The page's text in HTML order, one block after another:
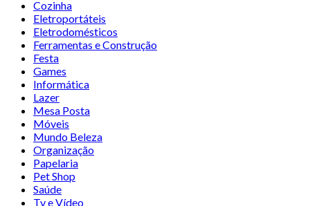
Cozinha
Eletroportáteis
Eletrodomésticos
Ferramentas e Construção
Festa
Games
Informática
Lazer
Mesa Posta
Móveis
Mundo Beleza
Organização
Papelaria
Pet Shop
Saúde
Tv e Vídeo